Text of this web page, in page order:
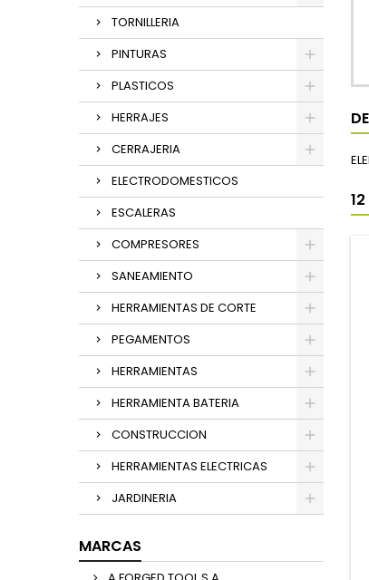
TORNILLERIA
PINTURAS
PLASTICOS
HERRAJES
CERRAJERIA
ELECTRODOMESTICOS
ESCALERAS
COMPRESORES
SANEAMIENTO
HERRAMIENTAS DE CORTE
PEGAMENTOS
HERRAMIENTAS
HERRAMIENTA BATERIA
CONSTRUCCION
HERRAMIENTAS ELECTRICAS
JARDINERIA
MARCAS